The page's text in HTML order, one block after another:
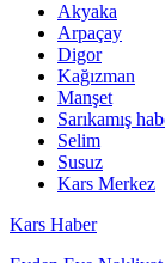
Akyaka
Arpaçay
Digor
Kağızman
Manşet
Sarıkamış
Selim
Susuz
Kars Merkez
Kars Haber